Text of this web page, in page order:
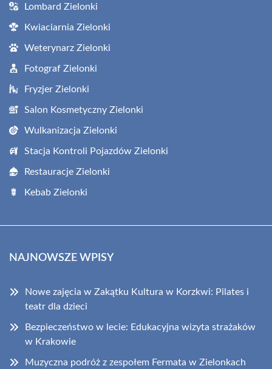
Lombard Zielonki
Kwiaciarnia Zielonki
Weterynarz Zielonki
Fotograf Zielonki
Fryzjer Zielonki
Salon Kosmetyczny Zielonki
Wulkanizacja Zielonki
Stacja Kontroli Pojazdów Zielonki
Restauracje Zielonki
Kebab Zielonki
NAJNOWSZE WPISY
Nowe zajęcia w Zakątku Kultura w Korzkwi: Pilates i
teatr dla dzieci
Bezpieczeństwo w lecie: Edukacyjna wizyta strażaków
w Krakowie
Muzyczna podróż z zespołem Fermata w Zielonkach